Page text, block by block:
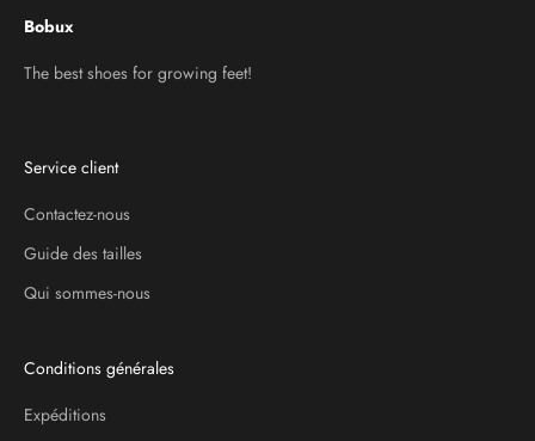
Bobux
The best shoes for growing feet!
Service client
Contactez-nous
Guide des tailles
Qui sommes-nous
Conditions générales
Expéditions